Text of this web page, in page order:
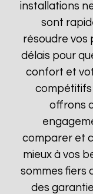
installations
sont
résoudre vos
délais pour
confort et
compétitifs
offrons
comparer et
mieux à vos
sommes fiers
des